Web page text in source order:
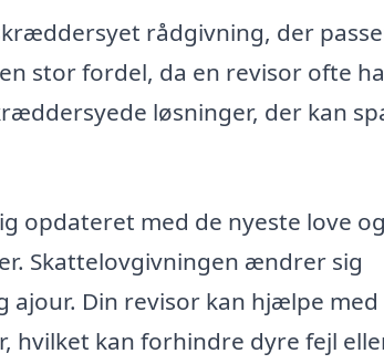
rådgivning, der
stor fordel, da en revisor ofte
løsninger, der kan
opdateret med de nyeste love og
Skattelovgivningen ændrer sig
Din revisor kan hjælpe med
hvilket kan forhindre dyre fejl